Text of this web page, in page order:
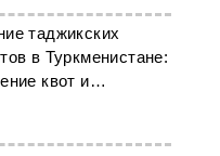
таджикских
в Туркменистане:
квот и